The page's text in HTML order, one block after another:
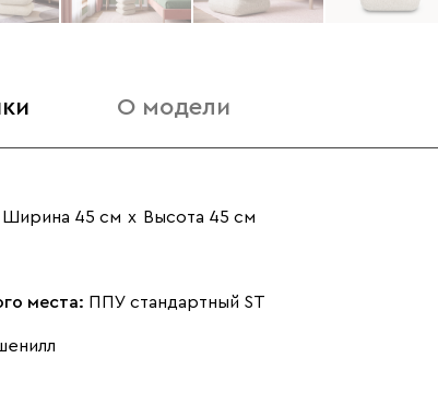
О модели
Ширина 45 см х Высота 45 см
места: ППУ стандартный ST